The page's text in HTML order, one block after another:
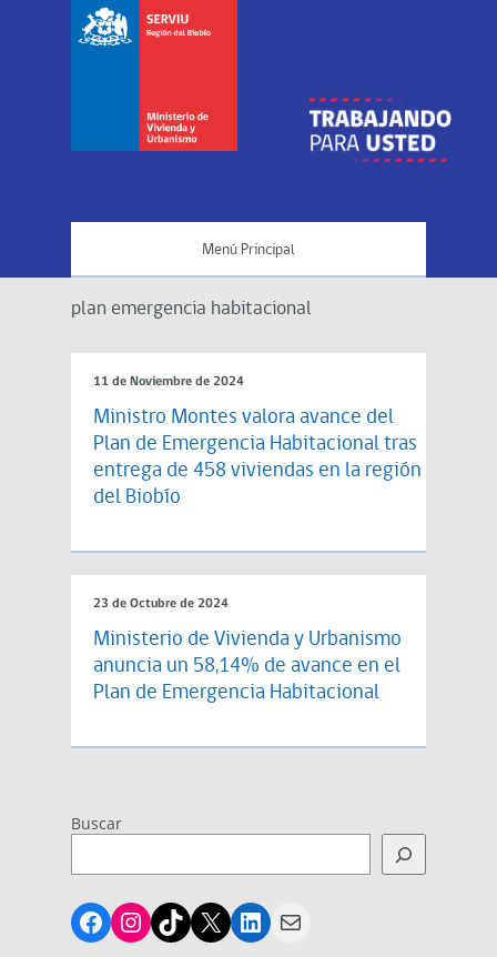
Menú Principal
plan emergencia habitacional
11 de Noviembre de 2024
Ministro Montes valora avance del
Plan de Emergencia Habitacional tras
entrega de 458 viviendas en la región
del Biobío
23 de Octubre de 2024
Ministerio de Vivienda y Urbanismo
anuncia un 58,14% de avance en el
Plan de Emergencia Habitacional
Buscar
Facebook
Instagram
TikTok
X LinkedIn
Mail